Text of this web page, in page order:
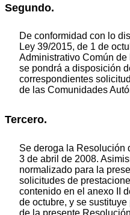
Segundo.
De conformidad con lo
Ley 39/2015, de 1 de
Administrativo Común
se pondrá a disposición
correspondientes
de las Comunidades
Tercero.
Se deroga la Resolución
3 de abril de 2008.
normalizado para la
solicitudes de
contenido en el anexo II
de octubre, y se sustituye
de la presente